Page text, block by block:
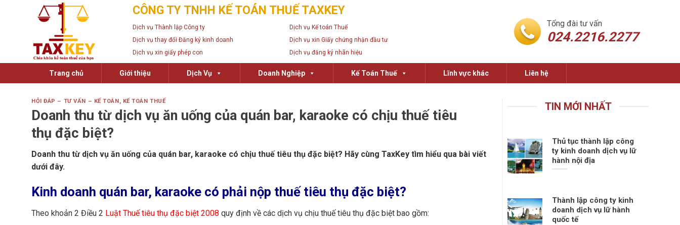
CÔNG TY TNHH KẾ TOÁN THUẾ TAXKEY
Dịch vụ Thành lập Công ty
Dịch vụ Kế toán Thuế
Dịch vụ thay đổi Đăng ký kinh doanh
Dịch vụ xin Giấy chứng nhận đầu tư
Dịch vụ xin giấy phép con
Dịch vụ đăng ký nhãn hiệu
Tổng đài tư vấn
024.2216.2277
Trang chủ Giới thiệu Dịch Vụ Doanh Nghiệp Kế Toán Thuế Lĩnh vực khác Liên hệ
HỎI ĐÁP – TƯ VẤN – KẾ TOÁN, KẾ TOÁN THUẾ
Doanh thu từ dịch vụ ăn uống của quán bar, karaoke có chịu thuế tiêu
thụ đặc biệt?
Doanh thu từ dịch vụ ăn uống của quán bar, karaoke có chịu thuế tiêu thụ đặc biệt? Hãy cùng TaxKey tìm hiểu qua bài viết
dưới đây.
Kinh doanh quán bar, karaoke có phải nộp thuế tiêu thụ đặc biệt?
Theo khoản 2 Điều 2 Luật Thuế tiêu thụ đặc biệt 2008 quy định về các dịch vụ chịu thuế tiêu thụ đặc biệt bao gồm:
TIN MỚI NHẤT
Thủ tục thành lập công
ty kinh doanh dịch vụ lữ
hành nội địa
Thành lập công ty kinh
doanh dịch vụ lữ hành
quốc tế